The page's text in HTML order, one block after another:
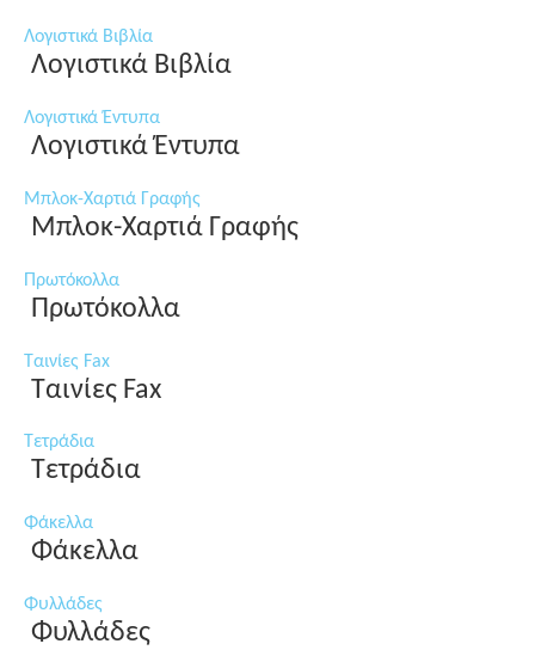
Λογιστικά Βιβλία
Λογιστικά Βιβλία
Λογιστικά Έντυπα
Λογιστικά Έντυπα
Μπλοκ-Χαρτιά Γραφής
Μπλοκ-Χαρτιά Γραφής
Πρωτόκολλα
Πρωτόκολλα
Ταινίες Fax
Ταινίες Fax
Τετράδια
Τετράδια
Φάκελλα
Φάκελλα
Φυλλάδες
Φυλλάδες